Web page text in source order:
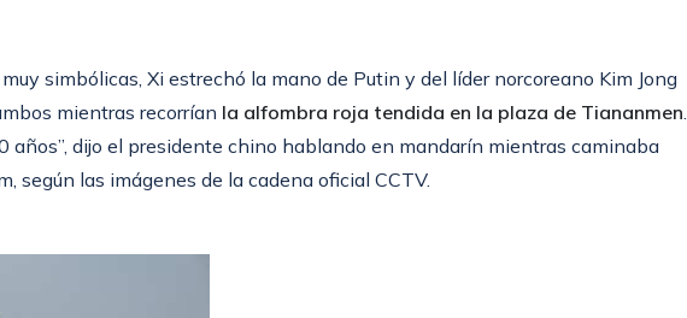
simbólicas, Xi estrechó la mano de Putin y del líder norcoreano Kim Jong
mientras recorrían la alfombra roja tendida en la plaza de Tiananmen.
años”, dijo el presidente chino hablando en mandarín mientras caminaba
según las imágenes de la cadena oficial CCTV.